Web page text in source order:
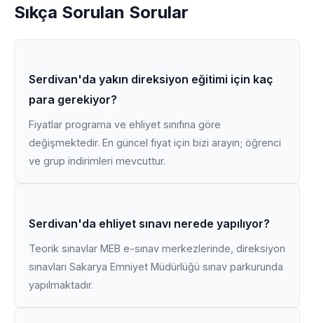
Sıkça Sorulan Sorular
Serdivan'da yakın direksiyon eğitimi için kaç
para gerekiyor?
Fiyatlar programa ve ehliyet sınıfına göre
değişmektedir. En güncel fiyat için bizi arayın; öğrenci
ve grup indirimleri mevcuttur.
Serdivan'da ehliyet sınavı nerede yapılıyor?
Teorik sınavlar MEB e-sınav merkezlerinde, direksiyon
sınavları Sakarya Emniyet Müdürlüğü sınav parkurunda
yapılmaktadır.